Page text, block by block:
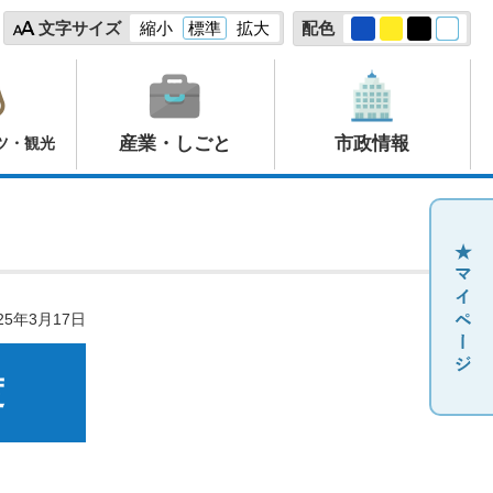
文字サイズ 縮小 標準 拡大 配色
・観光 産業・しごと 市政情報
年3月17日